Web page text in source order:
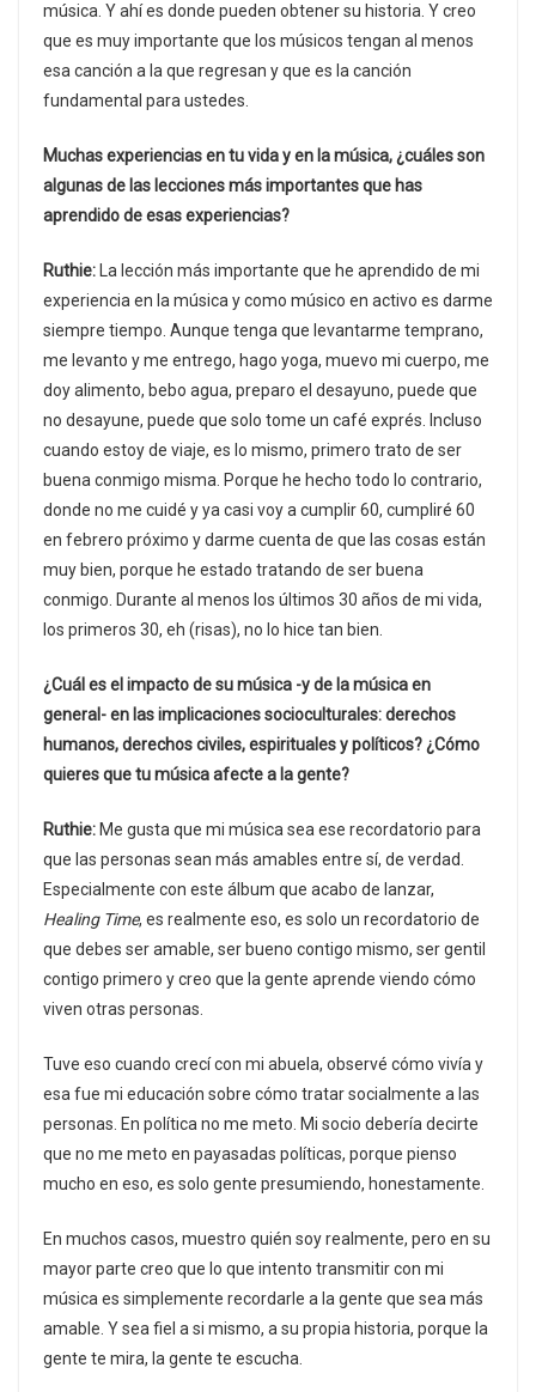
música. Y ahí es donde pueden obtener su historia. Y creo
que es muy importante que los músicos tengan al menos
esa canción a la que regresan y que es la canción
fundamental para ustedes.
Muchas experiencias en tu vida y en la música, ¿cuáles son
algunas de las lecciones más importantes que has
aprendido de esas experiencias?
Ruthie: La lección más importante que he aprendido de mi
experiencia en la música y como músico en activo es darme
siempre tiempo. Aunque tenga que levantarme temprano,
me levanto y me entrego, hago yoga, muevo mi cuerpo, me
doy alimento, bebo agua, preparo el desayuno, puede que
no desayune, puede que solo tome un café exprés. Incluso
cuando estoy de viaje, es lo mismo, primero trato de ser
buena conmigo misma. Porque he hecho todo lo contrario,
donde no me cuidé y ya casi voy a cumplir 60, cumpliré 60
en febrero próximo y darme cuenta de que las cosas están
muy bien, porque he estado tratando de ser buena
conmigo. Durante al menos los últimos 30 años de mi vida,
los primeros 30, eh (risas), no lo hice tan bien.
¿Cuál es el impacto de su música -y de la música en
general- en las implicaciones socioculturales: derechos
humanos, derechos civiles, espirituales y políticos? ¿Cómo
quieres que tu música afecte a la gente?
Ruthie: Me gusta que mi música sea ese recordatorio para
que las personas sean más amables entre sí, de verdad.
Especialmente con este álbum que acabo de lanzar,
Healing Time, es realmente eso, es solo un recordatorio de
que debes ser amable, ser bueno contigo mismo, ser gentil
contigo primero y creo que la gente aprende viendo cómo
viven otras personas.
Tuve eso cuando crecí con mi abuela, observé cómo vivía y
esa fue mi educación sobre cómo tratar socialmente a las
personas. En política no me meto. Mi socio debería decirte
que no me meto en payasadas políticas, porque pienso
mucho en eso, es solo gente presumiendo, honestamente.
En muchos casos, muestro quién soy realmente, pero en su
mayor parte creo que lo que intento transmitir con mi
música es simplemente recordarle a la gente que sea más
amable. Y sea fiel a si mismo, a su propia historia, porque la
gente te mira, la gente te escucha.